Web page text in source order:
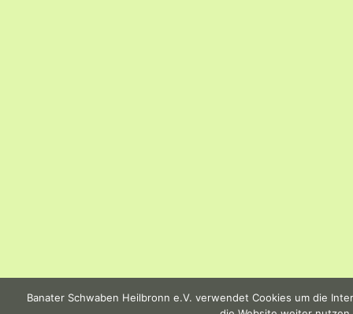
Banater Schwaben Heilbronn e.V. verwendet Cookies um die